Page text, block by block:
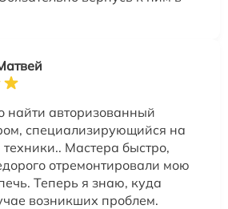
найти авторизованный
специализирующийся на
Мастера быстро,
отремонтировали мою
Теперь я знаю, куда
возникших проблем.